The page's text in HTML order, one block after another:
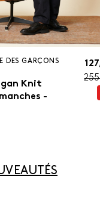
DES GARÇONS
Knit
-